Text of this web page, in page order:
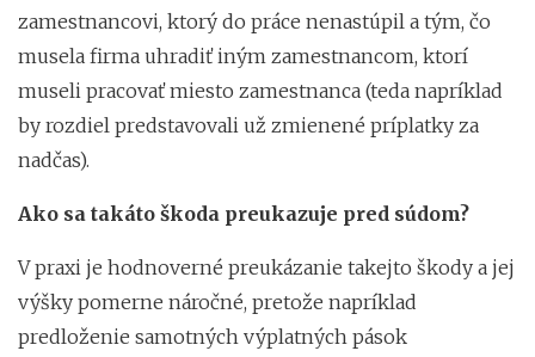
zamestnancovi, ktorý do práce nenastúpil a tým, čo
musela firma uhradiť iným zamestnancom, ktorí
museli pracovať miesto zamestnanca (teda napríklad
by rozdiel predstavovali už zmienené príplatky za
nadčas).
Ako sa takáto škoda preukazuje pred súdom?
V praxi je hodnoverné preukázanie takejto škody a jej
výšky pomerne náročné, pretože napríklad
predloženie samotných výplatných pások